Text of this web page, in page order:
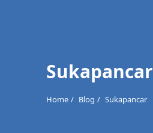
Sukapancar
Home Blog Sukapancar